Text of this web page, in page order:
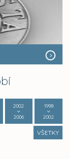
2002
2006
1998
2002
VŠETKY